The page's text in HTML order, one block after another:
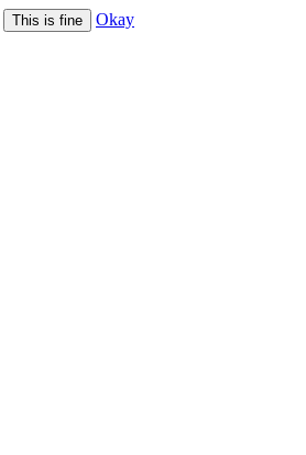
This is fine Okay